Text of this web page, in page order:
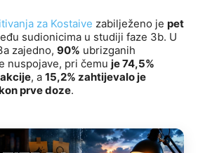
za Kostaive zabilježeno je pet
sudionicima u studiji faze 3b. U
zajedno, 90% ubrizganih
nuspojave, pri čemu je 74,5%
, a 15,2% zahtijevalo je
prve doze.